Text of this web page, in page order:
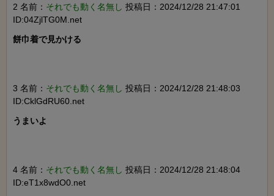
2 名前： それでも動く名無し 投稿日：2024/12/28 21:47:01
ID:04ZjlTG0M.net
餅巾着で見かける
3 名前： それでも動く名無し 投稿日：2024/12/28 21:48:03
ID:CklGdRU60.net
うまいよ
4 名前： それでも動く名無し 投稿日：2024/12/28 21:48:04
ID:eT1x8wdO0.net